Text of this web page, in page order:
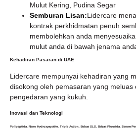
Mulut Kering, Pudina Segar
Semburan Lisan:Lidercare
kontrak perkhidmatan penuh
membolehkan anda
mulut anda di bawah jenama
Kehadiran Pasaran di UAE
Lidercare mempunyai kehadiran yang
disokong oleh pemasaran yang meluas
pengedaran yang kukuh.
Inovasi dan Teknologi
Polipeptida, Nano Hydroxyapatite, Triple Action, Bebas SLS, Bebas Fluorida, Serum